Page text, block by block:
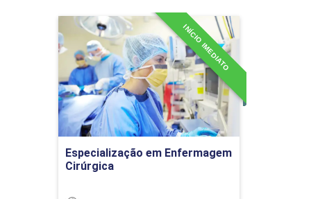
Cuidados de Enfermagem aos
Pacientes Vítimas de Trauma de
Tórax e Trauma Abdominal
10h
Especialização em Enfermagem
Cirúrgica
INÍCIO IMEDIATO
Especialização em
Enfermagem Cirúrgica
Detalhes do curso
Ir para Inscrição